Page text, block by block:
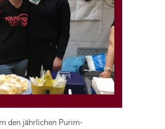
den jährlichen Purim-